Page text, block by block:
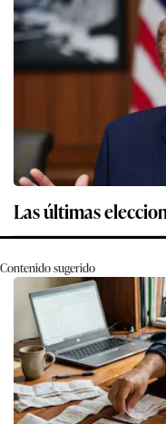
Las últimas
Contenido sugerido